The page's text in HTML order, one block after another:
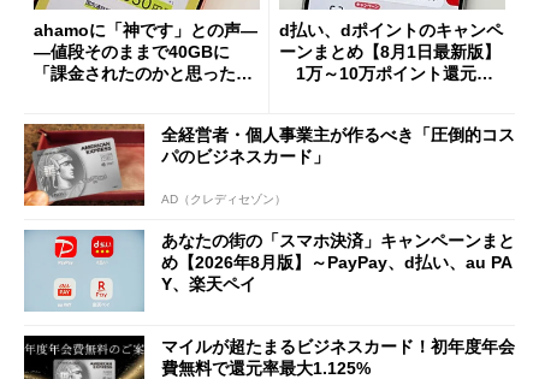
ahamoに「神です」との声―
―値段そのままで40GBに
「課金されたのかと思った」
d払い、dポイントのキャンペ
ーンまとめ【8月1日最新版】
1万～10万ポイント還元の
全経営者・個人事業主が作るべき「圧倒的コス
パのビジネスカード」
AD（クレディセゾン）
あなたの街の「スマホ決済」キャンペーンまと
め【2026年8月版】～PayPay、d払い、au PA
Y、楽天ペイ
マイルが超たまるビジネスカード！初年度年会
費無料で還元率最大1.125%